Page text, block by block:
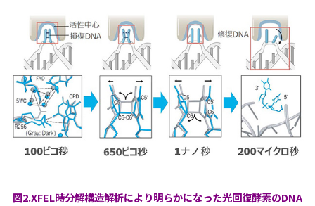
図2.XFEL時分解構造解析により明らかになった光回復酵素のDNA